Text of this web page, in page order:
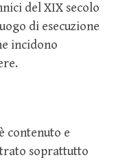
del XIX secolo
di esecuzione
incidono
contenuto e
soprattutto